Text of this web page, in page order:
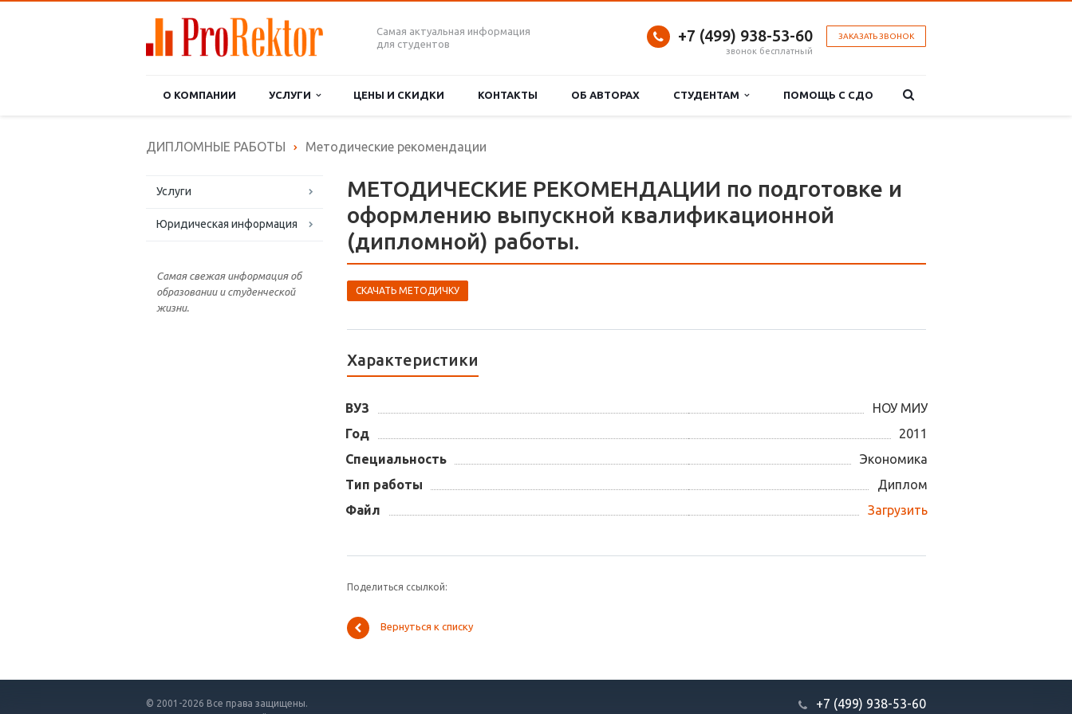
Самая актуальная информация
для студентов
ЗАКАЗАТЬ ЗВОНОК
+7 (499) 938-53-60
звонок бесплатный
О КОМПАНИИ УСЛУГИ ЦЕНЫ И СКИДКИ КОНТАКТЫ ОБ АВТОРАХ СТУДЕНТАМ ПОМОЩЬ С СДО
ДИПЛОМНЫЕ РАБОТЫ Методические рекомендации
Услуги
Юридическая информация
Самая свежая информация об
образовании и студенческой
жизни.
МЕТОДИЧЕСКИЕ РЕКОМЕНДАЦИИ по подготовке и
оформлению выпускной квалификационной
(дипломной) работы.
СКАЧАТЬ МЕТОДИЧКУ
Характеристики
ВУЗ
НОУ МИУ
Год
2011
Специальность
Экономика
Тип работы
Диплом
Файл
Загрузить
Поделиться ссылкой:
Вернуться к списку
© 2001-2026 Все права защищены.
+7 (499) 938-53-60